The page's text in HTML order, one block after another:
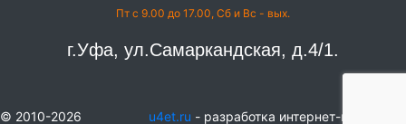
Пт с 9.00 до 17.00, Сб и Вс - вых.
г.Уфа, ул.Самаркандская, д.4/1.
© 2010-2026 u4et.ru - разработка интернет-магазинов